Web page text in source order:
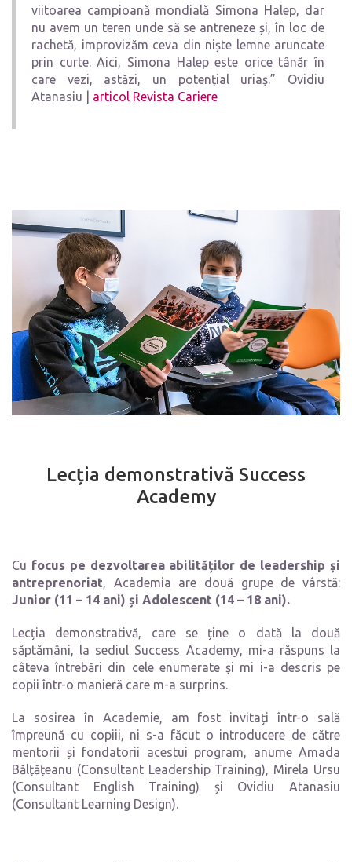
viitoarea campioană mondială Simona Halep, dar
nu avem un teren unde să se antreneze și, în loc de
rachetă, improvizăm ceva din niște lemne aruncate
prin curte. Aici, Simona Halep este orice tânăr în
care vezi, astăzi, un potențial uriaș.” Ovidiu
Atanasiu | articol Revista Cariere
Lecția demonstrativă Success
Academy
Cu focus pe dezvoltarea abilităților de leadership și
antreprenoriat, Academia are două grupe de vârstă:
Junior (11 – 14 ani) și Adolescent (14 – 18 ani).
Lecția demonstrativă, care se ține o dată la două
săptămâni, la sediul Success Academy, mi-a răspuns la
câteva întrebări din cele enumerate și mi i-a descris pe
copii într-o manieră care m-a surprins.
La sosirea în Academie, am fost invitați într-o sală
împreună cu copiii, ni s-a făcut o introducere de către
mentorii și fondatorii acestui program, anume Amada
Bălțățeanu (Consultant Leadership Training), Mirela Ursu
(Consultant English Training) și Ovidiu Atanasiu
(Consultant Learning Design).